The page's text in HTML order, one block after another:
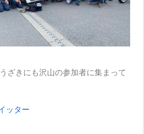
ざきにも沢山の参加者に集まって
ッター